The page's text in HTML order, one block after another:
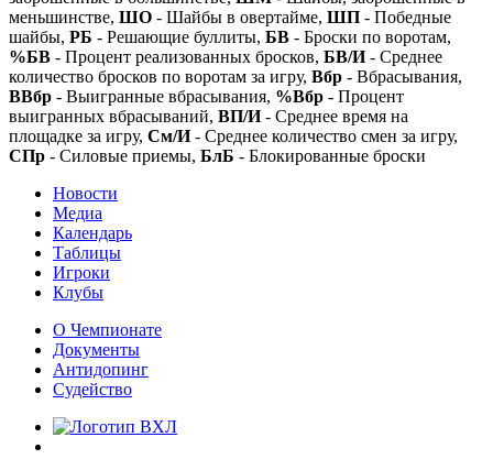
меньшинстве, ШО - Шайбы в овертайме, ШП - Победные
шайбы, РБ - Решающие буллиты, БВ - Броски по воротам,
%БВ - Процент реализованных бросков, БВ/И- Среднее
количество бросков по воротам за игру, Вбр - Вбрасывания,
ВВбр - Выигранные вбрасывания, %Вбр - Процент
выигранных вбрасываний, ВП/И- Среднее время на
площадке за игру, См/И- Среднее количество смен за игру,
СПр - Силовые приемы, БлБ - Блокированные броски
Новости
Медиа
Календарь
Таблицы
Игроки
Клубы
О Чемпионате
Документы
Антидопинг
Судейство